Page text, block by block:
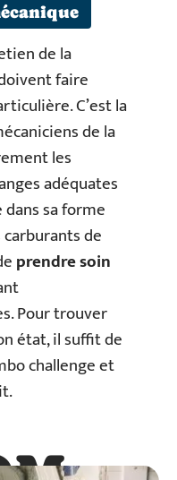
de la
faire
C’est la
de la
les
adéquates
sa forme
de
prendre soin
Pour trouver
état, il suffit de
challenge et